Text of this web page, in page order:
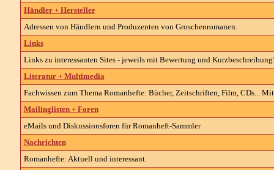
Händler + Hersteller
Adressen von Händlern und Produzenten von Groschenromanen.
Links
Links zu interessanten Sites - jeweils mit Bewertung und
Literatur + Multimedia
Fachwissen zum Thema Romanhefte: Bücher, Zeitschriften, Film, CDs...
Mailinglisten + Foren
eMails und Diskussionsforen für Romanheft-Sammler
Nachrichten
Romanhefte: Aktuell und interessant.